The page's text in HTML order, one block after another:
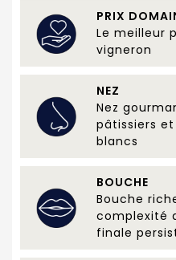
PRIX
Le meilleur
vigneron
NEZ
Nez
pâtissiers
blancs
BOUCHE
Bouche
complexité
finale